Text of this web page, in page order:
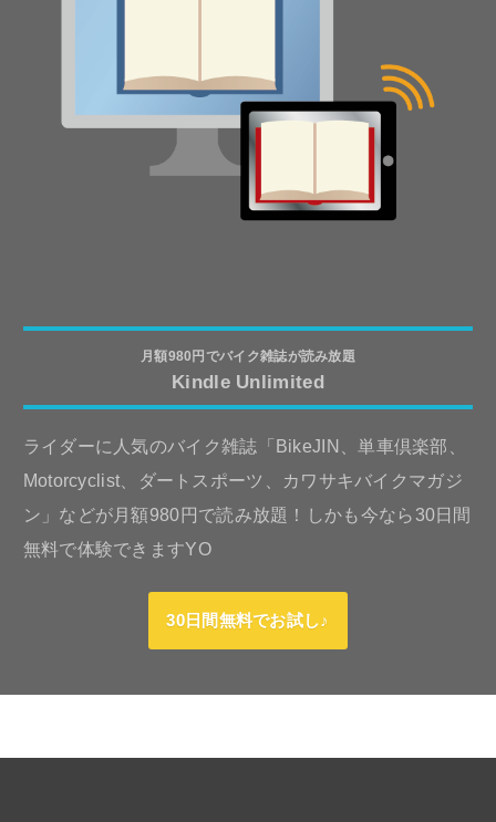
月額980円でバイク雑誌が読み放題
Kindle Unlimited
ライダーに人気のバイク雑誌「BikeJIN、単車倶楽部、
Motorcyclist、ダートスポーツ、カワサキバイクマガジ
ン」などが月額980円で読み放題！しかも今なら30日間
無料で体験できますYO
30日間無料でお試し♪